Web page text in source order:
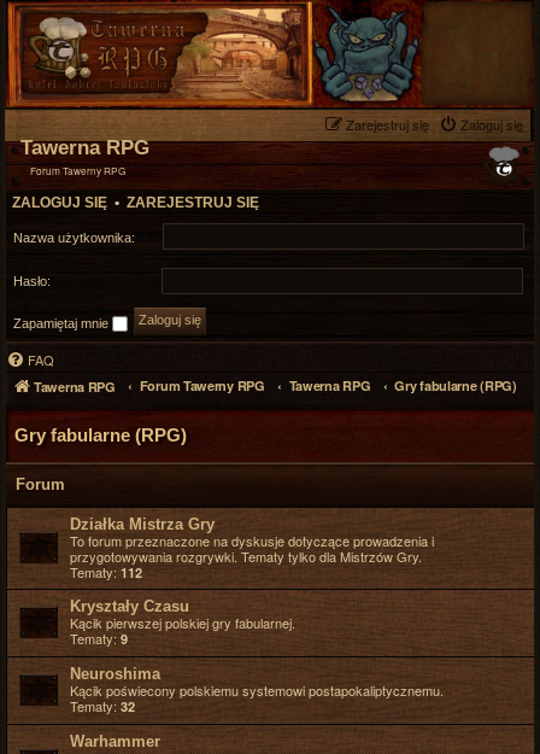
Zaloguj się
Zarejestruj się
Tawerna RPG
Forum Tawerny RPG
ZALOGUJ SIĘ • ZAREJESTRUJ SIĘ
Nazwa użytkownika:
Hasło:
Zapamiętaj mnie
FAQ
Tawerna RPG Forum Tawerny RPG Tawerna RPG Gry fabularne (RPG)
Gry fabularne (RPG)
Forum
Działka Mistrza Gry
To forum przeznaczone na dyskusje dotyczące prowadzenia i
przygotowywania rozgrywki. Tematy tylko dla Mistrzów Gry.
Tematy: 112
Kryształy Czasu
Kącik pierwszej polskiej gry fabularnej.
Tematy: 9
Neuroshima
Kącik poświecony polskiemu systemowi postapokaliptycznemu.
Tematy: 32
Warhammer